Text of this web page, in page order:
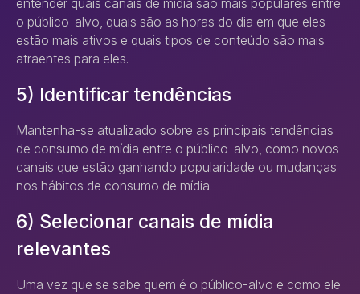
entender quais canais de mídia são mais populares entre
o público-alvo, quais são as horas do dia em que eles
estão mais ativos e quais tipos de conteúdo são mais
atraentes para eles.
5) Identificar tendências
Mantenha-se atualizado sobre as principais tendências
de consumo de mídia entre o público-alvo, como novos
canais que estão ganhando popularidade ou mudanças
nos hábitos de consumo de mídia.
6) Selecionar canais de mídia
relevantes
Uma vez que se sabe quem é o público-alvo e como ele